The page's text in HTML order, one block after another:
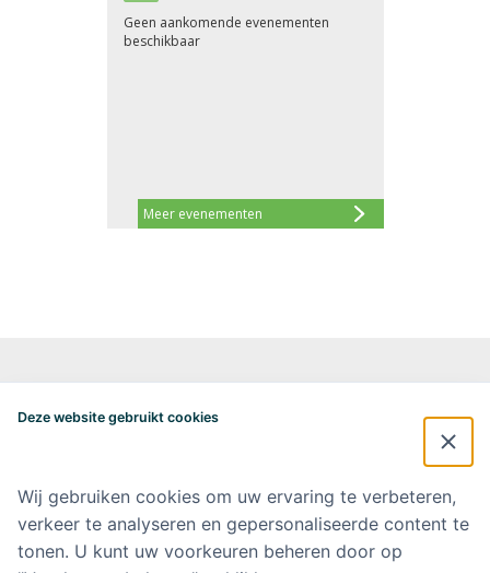
Meer evenementen
Geen aankomende evenementen
beschikbaar
Postbus 7057
alzheimercentrum@amsterdamumc.nl
Doneer via: NL 42 INGB 0006 9052 76 Ten name van: Stichting Steun
Alzheimercentrum Amsterdam
Deze website gebruikt cookies
Wij gebruiken cookies om uw ervaring te verbeteren,
verkeer te analyseren en gepersonaliseerde content te
tonen. U kunt uw voorkeuren beheren door op